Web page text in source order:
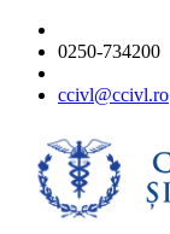
0250-734200
ccivl@ccivl.ro